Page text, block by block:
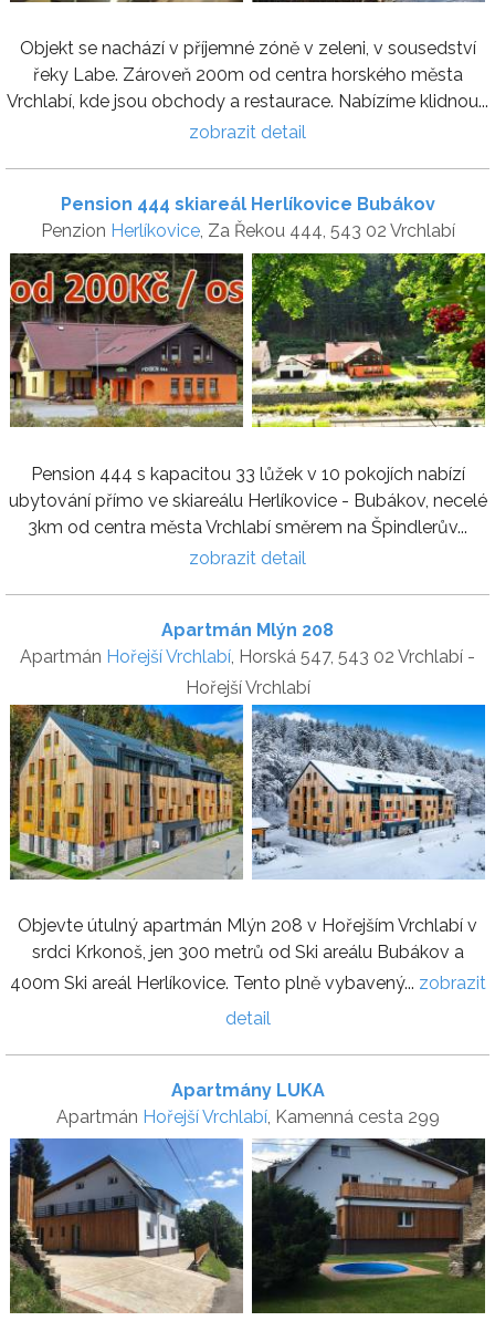
Objekt se nachází v příjemné zóně v zeleni, v sousedství
řeky Labe. Zároveň 200m od centra horského města
Vrchlabí, kde jsou obchody a restaurace. Nabízíme klidnou...
zobrazit detail
Pension 444 skiareál Herlíkovice Bubákov
Penzion Herlíkovice, Za Řekou 444, 543 02 Vrchlabí
Pension 444 s kapacitou 33 lůžek v 10 pokojích nabízí
ubytování přímo ve skiareálu Herlíkovice - Bubákov, necelé
3km od centra města Vrchlabí směrem na Špindlerův...
zobrazit detail
Apartmán Mlýn 208
Apartmán Hořejší Vrchlabí , Horská 547, 543 02 Vrchlabí -
Hořejší Vrchlabí
Objevte útulný apartmán Mlýn 208 v Hořejším Vrchlabí v
srdci Krkonoš, jen 300 metrů od Ski areálu Bubákov a
400m Ski areál Herlíkovice. Tento plně vybavený... zobrazit
detail
Apartmány LUKA
Apartmán Hořejší Vrchlabí, Kamenná cesta 299